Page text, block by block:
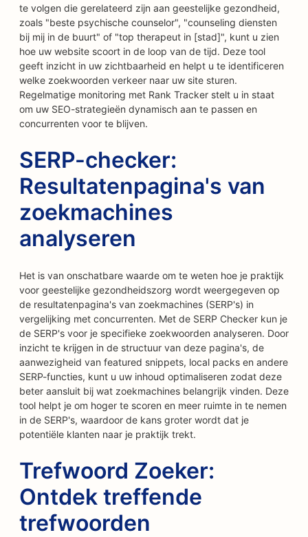
te volgen die gerelateerd zijn aan geestelijke gezondheid,
zoals "beste psychische counselor", "counseling diensten
bij mij in de buurt" of "top therapeut in [stad]", kunt u zien
hoe uw website scoort in de loop van de tijd. Deze tool
geeft inzicht in uw zichtbaarheid en helpt u te identificeren
welke zoekwoorden verkeer naar uw site sturen.
Regelmatige monitoring met Rank Tracker stelt u in staat
om uw SEO-strategieën dynamisch aan te passen en
concurrenten voor te blijven.
SERP-checker:
Resultatenpagina's van
zoekmachines
analyseren
Het is van onschatbare waarde om te weten hoe je praktijk
voor geestelijke gezondheidszorg wordt weergegeven op
de resultatenpagina's van zoekmachines (SERP's) in
vergelijking met concurrenten. Met de SERP Checker kun je
de SERP's voor je specifieke zoekwoorden analyseren. Door
inzicht te krijgen in de structuur van deze pagina's, de
aanwezigheid van featured snippets, local packs en andere
SERP-functies, kunt u uw inhoud optimaliseren zodat deze
beter aansluit bij wat zoekmachines belangrijk vinden. Deze
tool helpt je om hoger te scoren en meer ruimte in te nemen
in de SERP's, waardoor de kans groter wordt dat je
potentiële klanten naar je praktijk trekt.
Trefwoord Zoeker:
Ontdek treffende
trefwoorden